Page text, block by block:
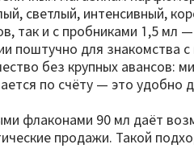
светлый, интенсивный,
так и с пробниками 1,5
поштучно для знакомства
без крупных авансов:
по счёту — это
флаконами 90 мл даёт
продажи. Такой